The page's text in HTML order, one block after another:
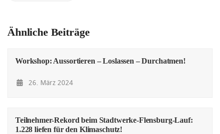
Ähnliche Beiträge
Workshop: Aussortieren – Loslassen – Durchatmen!
26. März 2024
Teilnehmer-Rekord beim Stadtwerke-Flensburg-Lauf:
1.228 liefen für den Klimaschutz!